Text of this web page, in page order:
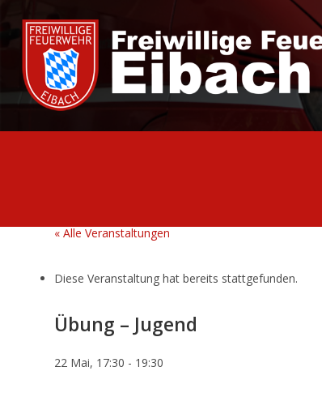
Inhalt
springen
« Alle Veranstaltungen
Diese Veranstaltung hat bereits stattgefunden.
Übung – Jugend
22 Mai, 17:30 - 19:30